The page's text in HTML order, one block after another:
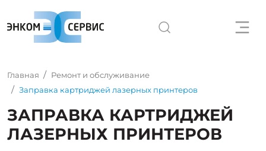
Главная
Ремонт и обслуживание
Заправка картриджей лазерных принтеров
ЗАПРАВКА КАРТРИДЖЕЙ
ЛАЗЕРНЫХ ПРИНТЕРОВ